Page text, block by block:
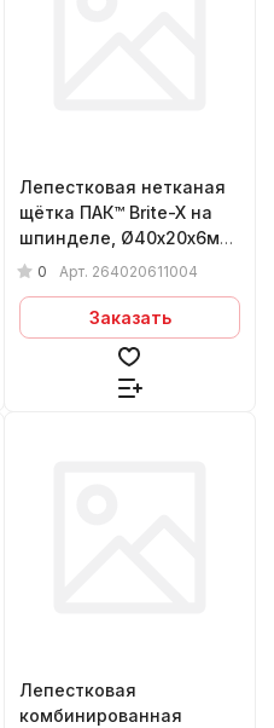
Лепестковая нетканая
щётка ПАК™ Brite-X на
шпинделе, Ø40х20х6мм,
Fine
0 Арт. 264020611004
Заказать
Лепестковая
комбинированная